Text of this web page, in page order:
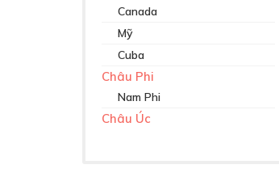
Canada
Mỹ
Cuba
Châu Phi
Nam Phi
Châu Úc